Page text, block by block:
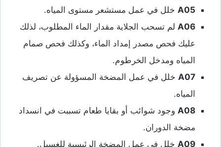
A05 خلل في عمل مستشعر مستوى المياه.
A06 لم تسحب الجلاية مقدار الماء المطلوب، لذلك
عليك فحص مصدر إمداد الماء، وكذلك فحص صمام
المياه ومدخل الخرطوم.
A07 خلل في عمل المضخة المسؤولة عن تصريف
المياه.
A08 وجود شوائب أو بقايا طعام تسببت في انسداد
مضخة الدوران.
A09 خلل في عمل المضخة الرئيسية للغسيل.